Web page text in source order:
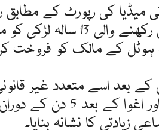
میڈیا کی رپورٹ کے
تعلق رکھنے والی 13
کے مالک کو فروخت کر
بعد اسے متعدد غیر
زیادتی کا نشانہ بنایا۔